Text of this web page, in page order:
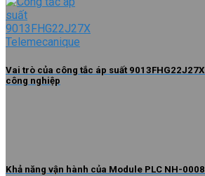
Vai trò của công tắc áp suất
công nghiệp
Khả năng vận hành của Module PLC NH-